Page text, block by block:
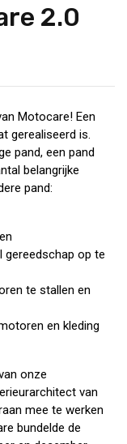
2.0
Motocare! Een
gerealiseerd is.
pand, een pand
belangrijke
pand:
gereedschap op te
te stallen en
en kleding
onze
van
mee te werken
bundelde de